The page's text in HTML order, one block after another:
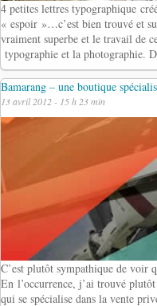
4 petites lettres typographique
« espoir »…c’est bien trouvé et
vraiment superbe et le travail de
typographie et la photographie.
Bamarang – une boutique
13 avril 2012 - 15 h 23 min
C’est plutôt sympathique de voir
En l’occurrence, j’ai trouvé
qui se spécialise dans la vente